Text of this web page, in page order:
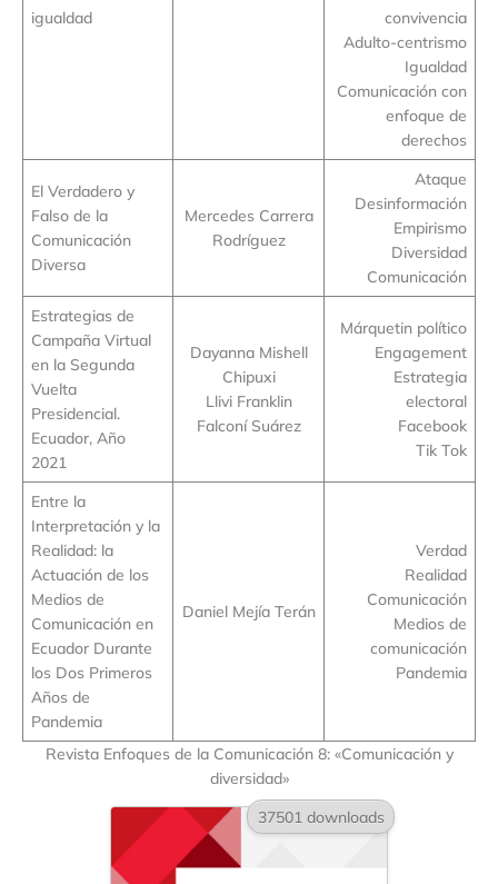
igualdad
convivencia
Adulto-centrismo
Igualdad
Comunicación con
enfoque de
derechos
El Verdadero y
Falso de la
Comunicación
Diversa
Mercedes Carrera
Rodríguez
Ataque
Desinformación
Empirismo
Diversidad
Comunicación
Estrategias de
Campaña Virtual
en la Segunda
Vuelta
Presidencial.
Ecuador, Año
2021
Dayanna Mishell
Chipuxi
Llivi Franklin
Falconí Suárez
Márquetin político
Engagement
Estrategia
electoral
Facebook
Tik Tok
Entre la
Interpretación y la
Realidad: la
Actuación de los
Medios de
Comunicación en
Ecuador Durante
los Dos Primeros
Años de
Pandemia
Daniel Mejía Terán
Verdad
Realidad
Comunicación
Medios de
comunicación
Pandemia
Revista Enfoques de la Comunicación 8: «Comunicación y
diversidad»
37501 downloads